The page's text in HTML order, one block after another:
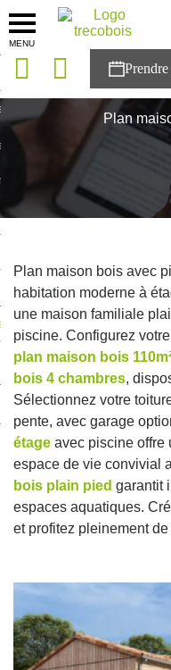
MENU
solutions
Trecobois
à NESTOR
Plan
Plan maison bois avec
habitation moderne à
une maison familiale
piscine. Configurez
plan maison bois
bois 4 chambres,
Sélectionnez votre
pente, avec garage
étage avec piscine offre
espace de vie convivial
bois plain pied garantit
espaces aquatiques.
et profitez pleinement